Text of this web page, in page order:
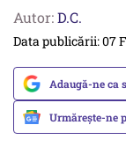
Autor:D.C.
Data publicării: 07
Adaugă-ne ca
Urmărește-ne